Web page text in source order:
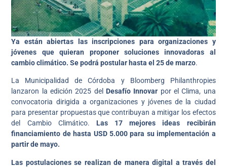
Ya están abiertas las inscripciones para organizaciones y
jóvenes que quieran proponer soluciones innovadoras al
cambio climático. Se podrá postular hasta el 25 de marzo.
La Municipalidad de Córdoba y Bloomberg Philanthropies
lanzaron la edición 2025 del Desafío Innovar por el Clima, una
convocatoria dirigida a organizaciones y jóvenes de la ciudad
para presentar propuestas que contribuyan a mitigar los efectos
del Cambio Climático. Las 17 mejores ideas recibirán
financiamiento de hasta USD 5.000 para su implementación a
partir de mayo.
Las postulaciones se realizan de manera digital a través del